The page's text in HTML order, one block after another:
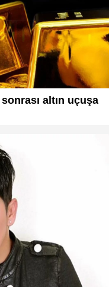
altın uçuşa